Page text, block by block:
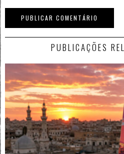
PUBLICAÇÕES